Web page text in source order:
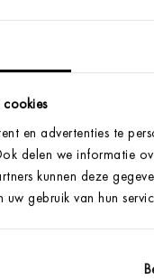
cookies
en advertenties te
delen we informatie
kunnen deze
gebruik van hun